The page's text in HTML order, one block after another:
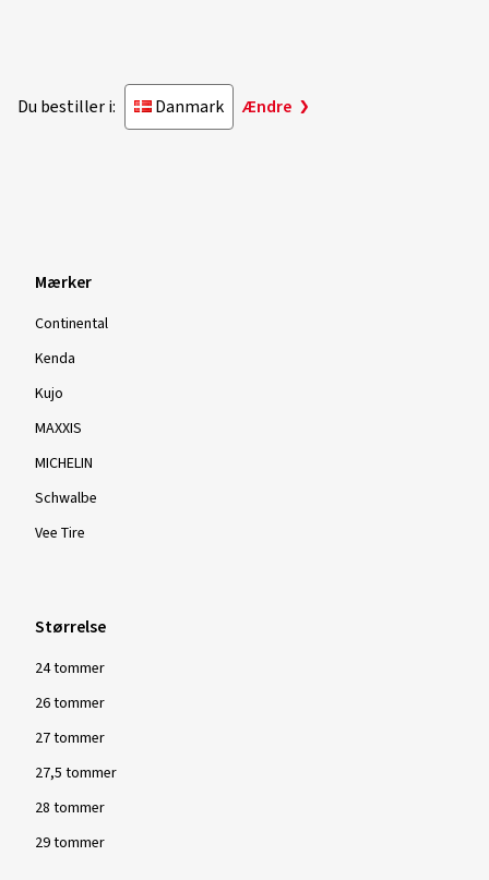
Du bestiller i: Danmark Ændre
Mærker
Continental
Kenda
Kujo
MAXXIS
MICHELIN
Schwalbe
Vee Tire
Størrelse
24 tommer
26 tommer
27 tommer
27,5 tommer
28 tommer
29 tommer